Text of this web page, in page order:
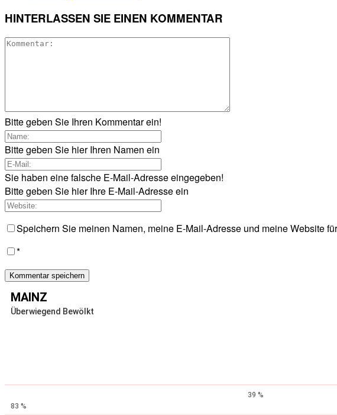
HINTERLASSEN SIE EINEN KOMMENTAR
Bitte geben Sie Ihren Kommentar ein!
Bitte geben Sie hier Ihren Namen ein
Sie haben eine falsche E-Mail-Adresse eingegeben!
Bitte geben Sie hier Ihre E-Mail-Adresse ein
Speichern Sie meinen Namen, meine E-Mail-Adresse und meine Website
*
MAINZ
Überwiegend Bewölkt
39 %
83 %